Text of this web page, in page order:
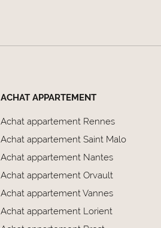
ACHAT APPARTEMENT
Achat appartement Rennes
Achat appartement Saint Malo
Achat appartement Nantes
Achat appartement Orvault
Achat appartement Vannes
Achat appartement Lorient